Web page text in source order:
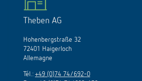
Theben AG
Hohenbergstraße 32
72401 Haigerloch
Allemagne
Tél.: +49 (0)74 74/692-0